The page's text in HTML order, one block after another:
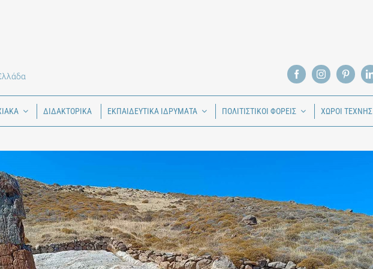
ΔΙΔΑΚΤΟΡΙΚΑ ΕΚΠΑΙΔΕΥΤΙΚΑ ΙΔΡΥΜΑΤΑ ΠΟΛΙΤΙΣΤΙΚΟΙ ΦΟΡΕΙΣ ΧΩΡΟΙ ΤΕΧΝΗΣ